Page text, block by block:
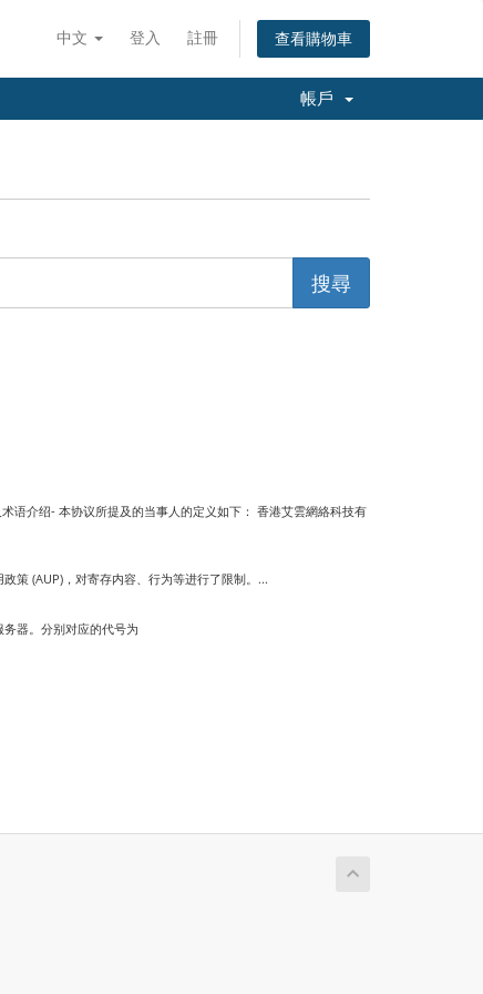
中文 登入 註冊 查看購物車
帳戶
语介绍- 本协议所提及的当事人的定义如下： 香港艾雲網絡科技有
策 (AUP)，对寄存内容、行为等进行了限制。...
器。分别对应的代号为